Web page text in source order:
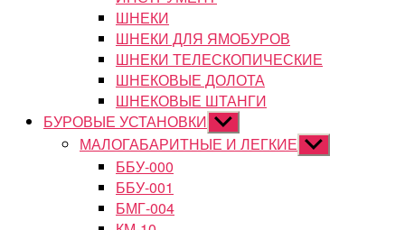
ШНЕКИ
ШНЕКИ ДЛЯ ЯМОБУРОВ
ШНЕКИ ТЕЛЕСКОПИЧЕСКИЕ
ШНЕКОВЫЕ ДОЛОТА
ШНЕКОВЫЕ ШТАНГИ
БУРОВЫЕ УСТАНОВКИ Показывать
подменю
МАЛОГАБАРИТНЫЕ И ЛЕГКИЕ Показывать
подменю
ББУ-000
ББУ-001
БМГ-004